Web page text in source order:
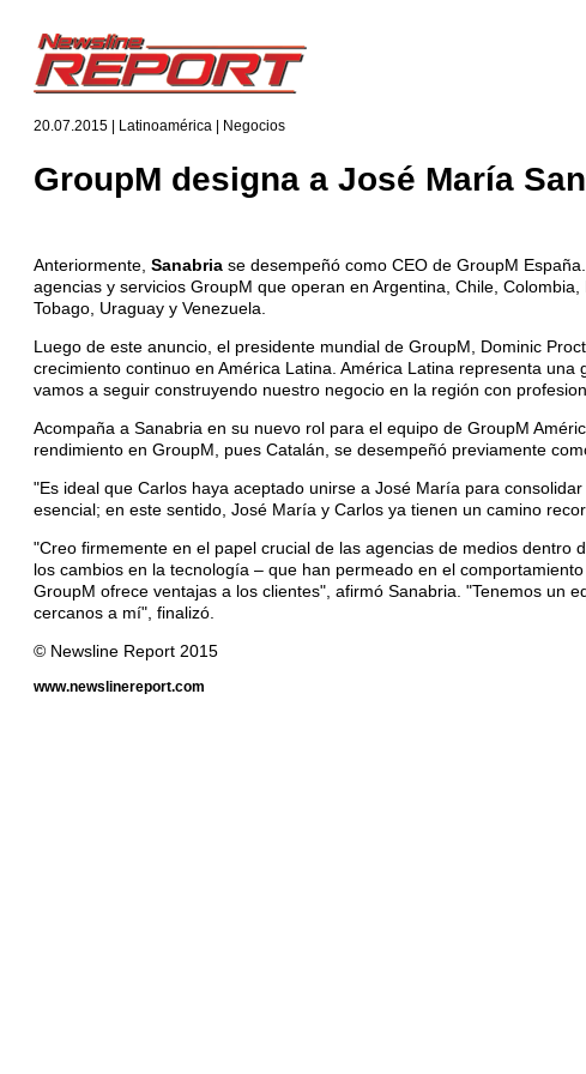
20.07.2015 | Latinoamérica | Negocios
GroupM designa a José María
Anteriormente, Sanabria se desempeñó como CEO de GroupM
agencias y servicios GroupM que operan en Argentina, Chile,
Tobago, Uraguay y Venezuela.
Luego de este anuncio, el presidente mundial de GroupM, Dominic
crecimiento continuo en América Latina. América Latina representa
vamos a seguir construyendo nuestro negocio en la región con
Acompaña a Sanabria en su nuevo rol para el equipo de GroupM
rendimiento en GroupM, pues Catalán, se desempeñó previamente
"Es ideal que Carlos haya aceptado unirse a José María para
esencial; en este sentido, José María y Carlos ya tienen un camino
"Creo firmemente en el papel crucial de las agencias de medios
los cambios en la tecnología – que han permeado en el
GroupM ofrece ventajas a los clientes", afirmó Sanabria. "Tenemos un
cercanos a mí", finalizó.
© Newsline Report 2015
www.newslinereport.com